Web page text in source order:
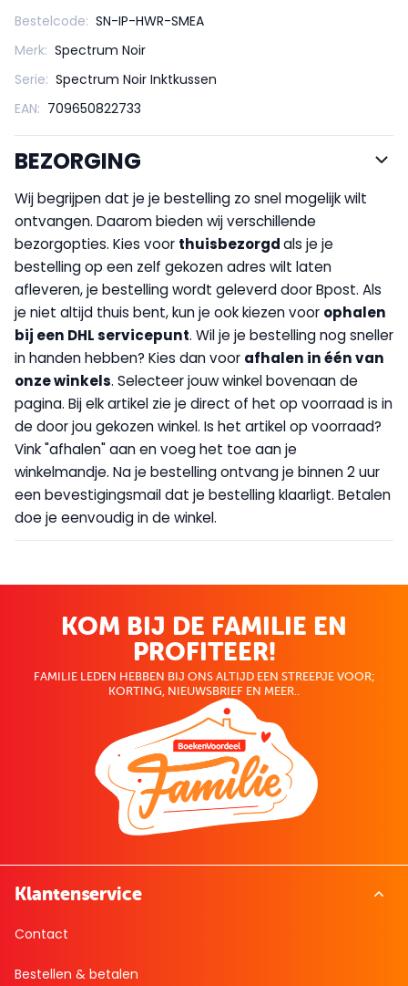
Bestelcode: SN-IP-HWR-SMEA
Merk: Spectrum Noir
Serie: Spectrum Noir Inktkussen
EAN: 709650822733
BEZORGING
Wij begrijpen dat je je bestelling zo snel mogelijk wilt
ontvangen. Daarom bieden wij verschillende
bezorgopties. Kies voor thuisbezorgdals je je
bestelling op een zelf gekozen adres wilt laten
afleveren, je bestelling wordt geleverd door Bpost. Als
je niet altijd thuis bent, kun je ook kiezen voor ophalen
bij een DHL servicepunt. Wil je je bestelling nog sneller
in handen hebben? Kies dan voor afhalen in één van
onze winkels. Selecteer jouw winkel bovenaan de
pagina. Bij elk artikel zie je direct of het op voorraad is in
de door jou gekozen winkel. Is het artikel op voorraad?
Vink "afhalen" aan en voeg het toe aan je
winkelmandje. Na je bestelling ontvang je binnen 2 uur
een bevestigingsmail dat je bestelling klaarligt. Betalen
doe je eenvoudig in de winkel.
KOM BIJ DE FAMILIE EN
PROFITEER!
FAMILIE LEDEN HEBBEN BIJ ONS ALTIJD EEN STREEPJE VOOR;
KORTING, NIEUWSBRIEF EN MEER..
Klantenservice
Contact
Bestellen & betalen